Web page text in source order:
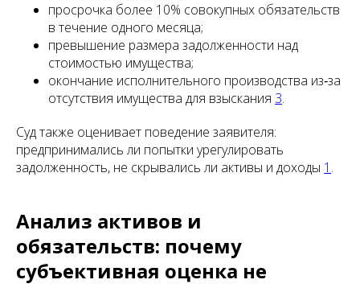
просрочка более 10% совокупных обязательств
в течение одного месяца;
превышение размера задолженности над
стоимостью имущества;
окончание исполнительного производства из‑за
отсутствия имущества для взыскания 3.
Суд также оценивает поведение заявителя:
предпринимались ли попытки урегулировать
задолженность, не скрывались ли активы и доходы 1 .
Анализ активов и
обязательств: почему
субъективная оценка не